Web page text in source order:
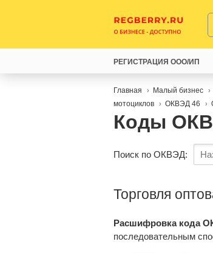
Главная Малый бизнес
мотоциклов
ОКВЭД 46
Коды
Поиск по ОКВЭД:
Торговля
Расшифровка кода
последовательным
РЕГИСТРАЦИЯ ООО/ИП